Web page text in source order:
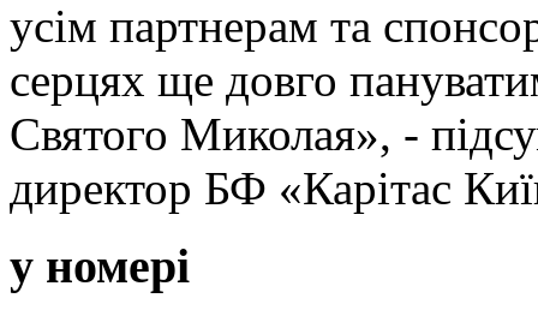
усім партнерам та
серцях ще довго
Святого Миколая», -
директор БФ «Карітас
у номері